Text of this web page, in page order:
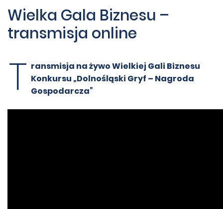
Wielka Gala Biznesu –
transmisja online
T ransmisja na żywo Wielkiej Gali Biznesu
Konkursu „Dolnośląski Gryf – Nagroda
Gospodarcza”